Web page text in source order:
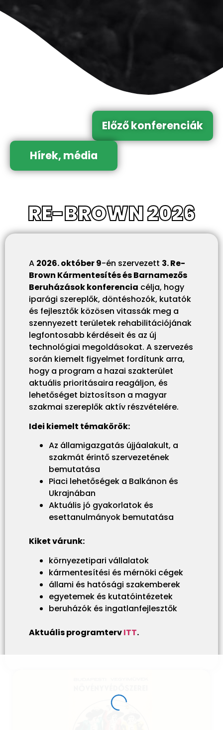
Előző konferenciák
Hírek, média
RE-BROWN 2026
A 2026. október 9-én szervezett 3. Re-
Brown Kármentesítés és Barnamezős
Beruházások konferencia célja, hogy
iparági szereplők, döntéshozók, kutatók
és fejlesztők közösen vitassák meg a
szennyezett területek rehabilitációjának
legfontosabb kérdéseit és az új
technológiai megoldásokat. A szervezés
során kiemelt figyelmet fordítunk arra,
hogy a program a hazai szakterület
aktuális prioritásaira reagáljon, és
lehetőséget biztosítson a magyar
szakmai szereplők aktív részvételére.
Idei kiemelt témakörök:
Az államigazgatás újjáalakult, a
szakmát érintő szervezetének
bemutatása
Piaci lehetőségek a Balkánon és
Ukrajnában
Aktuális jó gyakorlatok és
esettanulmányok bemutatása
Kiket várunk:
környezetipari vállalatok
kármentesítési és mérnöki cégek
állami és hatósági szakemberek
egyetemek és kutatóintézetek
beruházók és ingatlanfejlesztők
Aktuális programtervITT.